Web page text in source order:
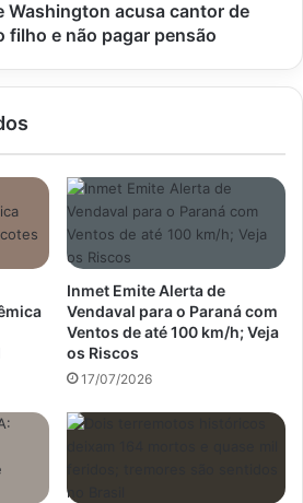
Washington acusa cantor de
filho e não pagar pensão
Inmet Emite Alerta de
Vendaval para o Paraná com
Ventos de até 100 km/h; Veja
os Riscos
17/07/2026